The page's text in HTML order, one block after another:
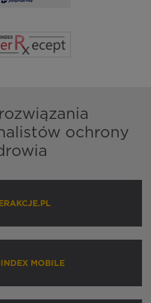
rozwiązania
ochrony
MOBILE